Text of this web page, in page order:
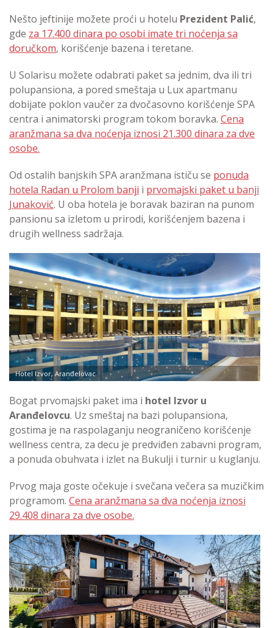
Nešto jeftinije možete proći u hotelu Prezident Palić,
gde za 17.400 dinara po osobi imate tri noćenja sa
doručkom, korišćenje bazena i teretane.
U Solarisu možete odabrati paket sa jednim, dva ili tri
polupansiona, a pored smeštaja u Lux apartmanu
dobijate poklon vaučer za dvočasovno korišćenje SPA
centra i animatorski program tokom boravka. Cena
aranžmana sa dva noćenja iznosi 21.300 dinara za dve
osobe.
Od ostalih banjskih SPA aranžmana ističu se ponuda
hotela Radan u Prolom banji i prvomajski paket u banji
Junaković. U oba hotela je boravak baziran na punom
pansionu sa izletom u prirodi, korišćenjem bazena i
drugih wellness sadržaja.
Hotel Izvor, Aranđelovac
Bogat prvomajski paket ima i hotel Izvor u
Aranđelovcu. Uz smeštaj na bazi polupansiona,
gostima je na raspolaganju neograničeno korišćenje
wellness centra, za decu je predviđen zabavni program,
a ponuda obuhvata i izlet na Bukulji i turnir u kuglanju.
Prvog maja goste očekuje i svečana večera sa muzičkim
programom. Cena aranžmana sa dva noćenja iznosi
29.408 dinara za dve osobe.